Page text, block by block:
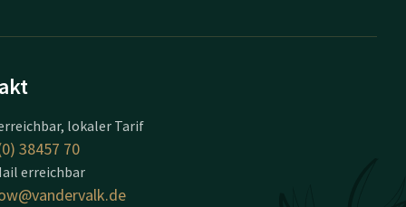
lokaler Tarif
38457 70
erreichbar